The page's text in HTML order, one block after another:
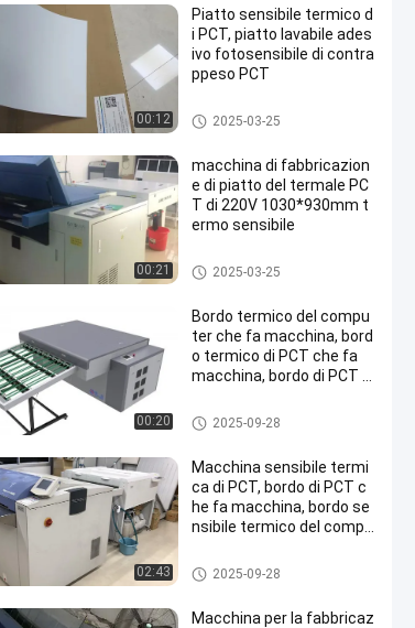
00:12
Piatto sensibile termico d
i PCT, piatto lavabile ades
ivo fotosensibile di contra
ppeso PCT
Piatto di doppio strato PCT
2025-03-25
00:21
macchina di fabbricazion
e di piatto del termale PC
T di 220V 1030*930mm t
ermo sensibile
macchina CTP termica
2025-03-25
00:20
Bordo termico del compu
ter che fa macchina, bord
o termico di PCT che fa
macchina, bordo di PCT c
macchina CTP termica
2025-09-28
02:43
Macchina sensibile termi
ca di PCT, bordo di PCT c
he fa macchina, bordo se
nsibile termico del compu
macchina CTP termica
2025-09-28
Macchina per la fabbricaz